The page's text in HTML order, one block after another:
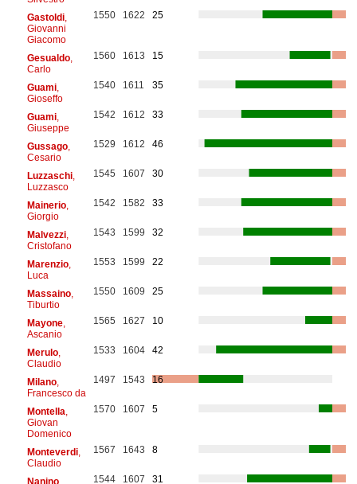
Gastoldi,
Giovanni
Giacomo
1550 1622 25
Gesualdo,
Carlo
1560 1613 15
Guami,
Gioseffo
1540 1611 35
Guami,
Giuseppe
1542 1612 33
Gussago,
Cesario
1529 1612 46
Luzzaschi,
Luzzasco
1545 1607 30
Mainerio,
Giorgio
1542 1582 33
Malvezzi,
Cristofano
1543 1599 32
Marenzio,
Luca
1553 1599 22
Massaino,
Tiburtio
1550 1609 25
Mayone,
Ascanio
1565 1627 10
Merulo,
Claudio
1533 1604 42
Milano,
Francesco da
1497 1543 16
Montella
Giovan
Domenico
1570 1607 5
Monteverdi,
Claudio
1567 1643 8
Nanino,
1544 1607 31